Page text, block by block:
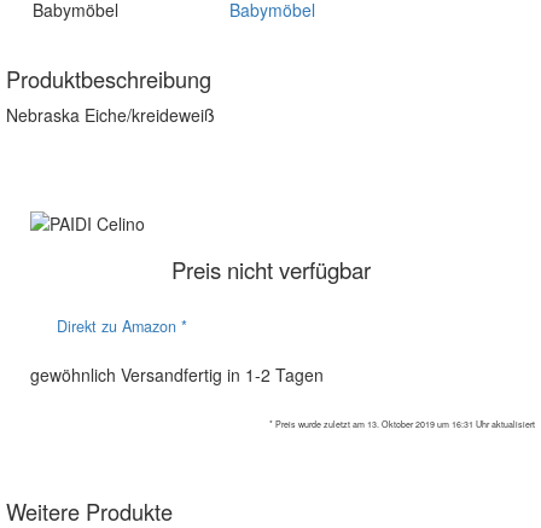
Babymöbel
Babymöbel
Produktbeschreibung
Nebraska Eiche/kreideweiß
Preis nicht verfügbar
Direkt zu Amazon *
gewöhnlich Versandfertig in 1-2 Tagen
* Preis wurde zuletzt am 13. Oktober 2019 um 16:31 Uhr aktualisiert
Weitere Produkte